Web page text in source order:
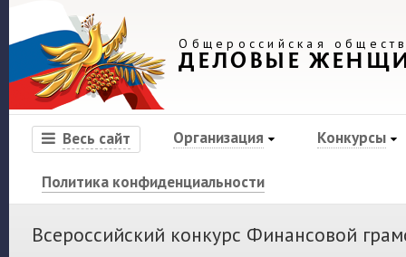
Общероссийская
ДЕЛОВЫЕ
Весь сайт Организация Конкурсы
Политика конфиденциальности
Всероссийский конкурс Финансовой